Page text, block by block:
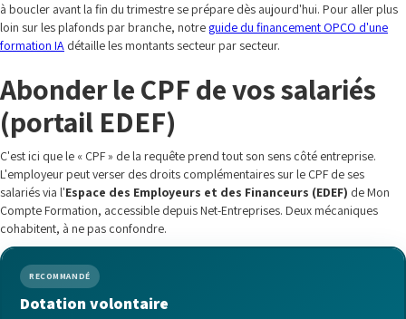
à boucler avant la fin du trimestre se prépare dès aujourd'hui. Pour aller plus
loin sur les plafonds par branche, notre guide du financement OPCO d'une
formation IA détaille les montants secteur par secteur.
Abonder le CPF de vos salariés
(portail EDEF)
C'est ici que le « CPF » de la requête prend tout son sens côté entreprise.
L'employeur peut verser des droits complémentaires sur le CPF de ses
salariés via l'Espace des Employeurs et des Financeurs (EDEF) de Mon
Compte Formation, accessible depuis Net-Entreprises. Deux mécaniques
cohabitent, à ne pas confondre.
RECOMMANDÉ
Dotation volontaire